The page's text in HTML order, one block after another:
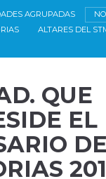
AGRUPADAS
ALTARES DEL
QUE
EL